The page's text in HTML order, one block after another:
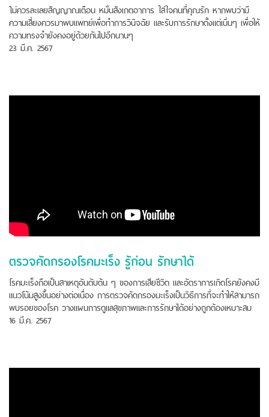
ไม่ควรละเลยสัญญาณเตือน หมั่นสังเกตอาการ ใส่ใจคนที่คุณรัก หากพบว่ามี
ความเสี่ยงควรมาพบแพทย์เพื่อทำการวินิจฉัย และรับการรักษาตั้งแต่เนิ่นๆ เพื่อให้
ความทรงจำยังคงอยู่ด้วยกันไปอีกนานๆ
23 มี.ค. 2567
ตรวจคัดกรองโรคมะเร็ง รู้ก่อน รักษาได้
โรคมะเร็งถือเป็นสาเหตุอันดับต้น ๆ ของการเสียชีวิต และอัตราการเกิดโรคยังคงมี
แนวโน้มสูงขึ้นอย่างต่อเนื่อง การตรวจคัดกรองมะเร็งเป็นวิธีการที่จะทำให้สามารถ
พบรอยของโรค วางแผนการดูแลสุขภาพและการรักษาได้อย่างถูกต้องเหมาะสม
16 มี.ค. 2567